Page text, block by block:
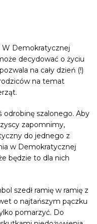
W Demokratycznej
decydować o życiu
na cały dzień (!)
na temat
odrobinę szalonego. Aby
zapomnimy,
do jednego z
w Demokratycznej
będzie to dla nich
szedł ramię w ramię z
o najtańszym pączku
pomarzyć. Do